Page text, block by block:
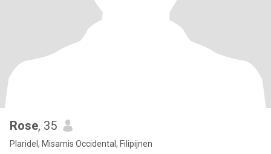
Rose, 35
Plaridel, Misamis Occidental, Filipijnen